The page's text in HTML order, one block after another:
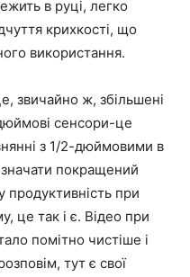
в руці, легко
крихкості, що
використання.
звичайно ж, збільшені
сенсори-це
з 1/2-дюймовими в
покращений
продуктивність при
це так і є. Відео при
помітно чистіше і
тут є свої